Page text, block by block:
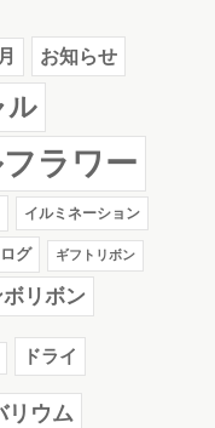
お知らせ
ル
ラワー
イルミネーション
グ ギフトリボン
ボリボン
ドライ
リウム